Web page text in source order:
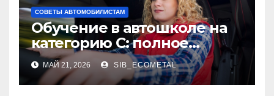
СОВЕТЫ АВТОМОБИЛИСТАМ
Обучение в автошколе на
категорию С: полное
руководство
МАЙ 21, 2026 SIB_ECOMETAL